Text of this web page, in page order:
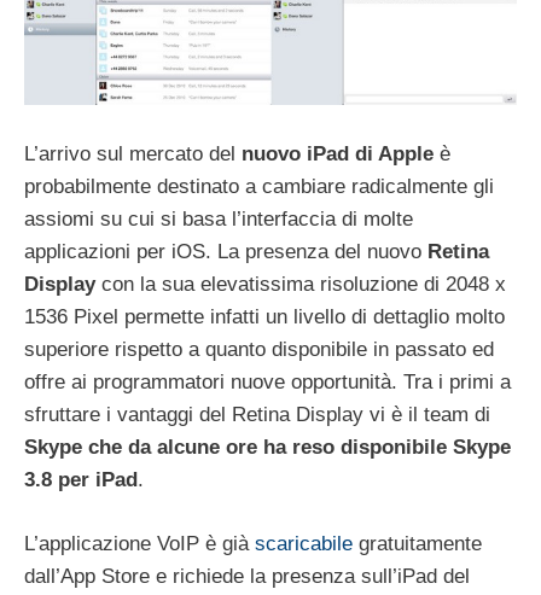
L’arrivo sul mercato del nuovo iPad di Apple è
probabilmente destinato a cambiare radicalmente gli
assiomi su cui si basa l’interfaccia di molte
applicazioni per iOS. La presenza del nuovo Retina
Displaycon la sua elevatissima risoluzione di 2048 x
1536 Pixel permette infatti un livello di dettaglio molto
superiore rispetto a quanto disponibile in passato ed
offre ai programmatori nuove opportunità. Tra i primi a
sfruttare i vantaggi del Retina Display vi è il team di
Skype che da alcune ore ha reso disponibile Skype
3.8 per iPad .
L’applicazione VoIP è già scaricabile gratuitamente
dall’App Store e richiede la presenza sull’iPad del